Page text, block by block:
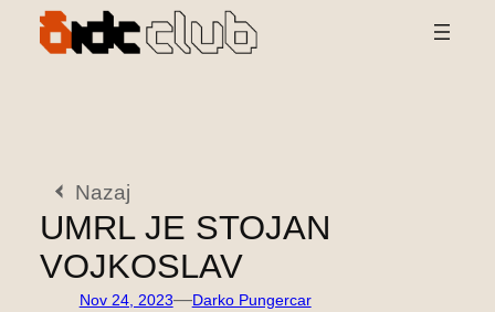
Preskoči
Nazaj
UMRL JE STOJAN
VOJKOSLAV
Nov 24, 2023—Darko Pungercar